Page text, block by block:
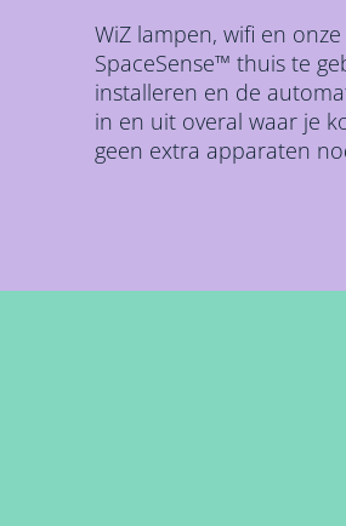
WiZ lampen, wifi en
SpaceSense™ thuis te
installeren en de
in en uit overal waar je
geen extra apparaten